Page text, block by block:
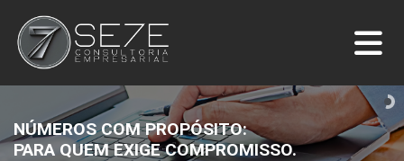
NÚMEROS COM PROPÓSITO:
PARA QUEM EXIGE COMPROMISSO.